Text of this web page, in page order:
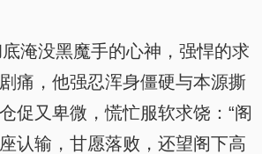
淹没黑魔手的心神，强悍的求
痛，他强忍浑身僵硬与本源撕
促又卑微，慌忙服软求饶：“阁
认输，甘愿落败，还望阁下高